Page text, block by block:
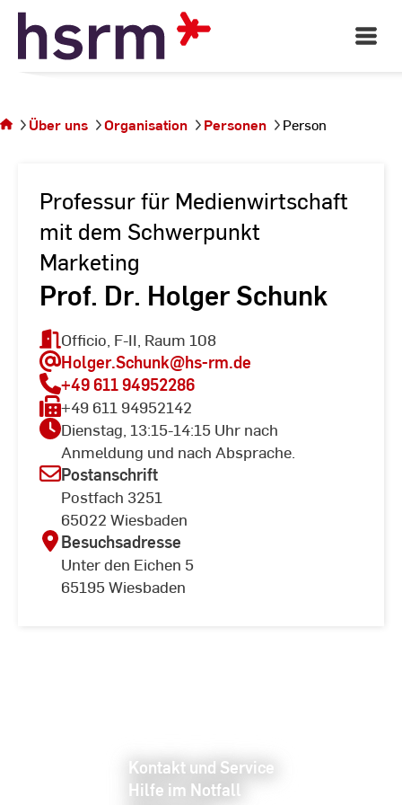
Skip
Content
Open
Main
sich auf
der
Über uns Organisation Personen Person
Professur für Medienwirtschaft
mit dem Schwerpunkt
Marketing
Prof. Dr. Holger Schunk
Officio, F-II, Raum 108
Holger.Schunk@hs-rm.de
+49 611 94952286
+49 611 94952142
Dienstag, 13:15-14:15 Uhr nach
Anmeldung und nach Absprache.
Postanschrift
Postfach 3251
65022 Wiesbaden
Besuchsadresse
Unter den Eichen 5
65195 Wiesbaden
Kontakt und Service
Hilfe im Notfall